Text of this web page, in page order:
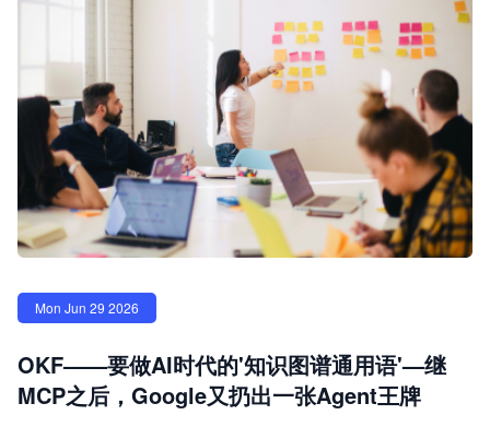
Mon Jun 29 2026
OKF——要做AI时代的'知识图谱通用语'—继
MCP之后，Google又扔出一张Agent王牌